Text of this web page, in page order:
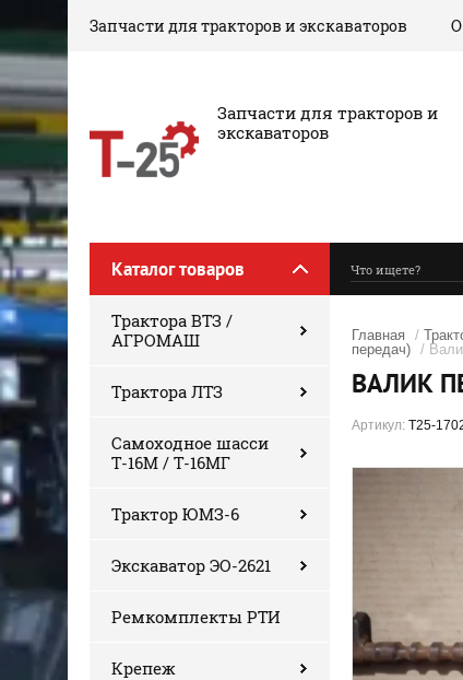
Запчасти для тракторов и экскаваторов
‎Запчасти для тракторов и
экскаваторов
Каталог товаров
Трактора ВТЗ /
АГРОМАШ
Трактора ЛТЗ
Самоходное шасси
Т-16М / Т-16МГ
Трактор ЮМЗ-6
Экскаватор ЭО-2621
Ремкомплекты РТИ
Крепеж
Главная /
передач) /
ВАЛИК
Артикул: Т25-